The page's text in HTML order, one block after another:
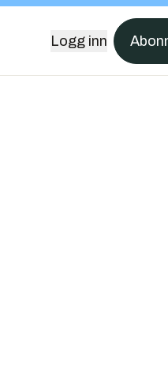
Logg inn